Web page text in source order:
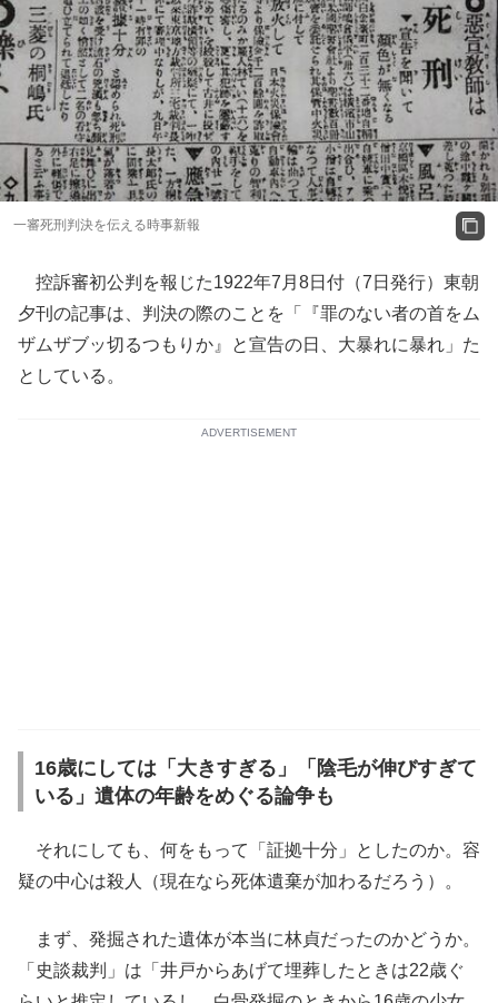
一審死刑判決を伝える時事新報
控訴審初公判を報じた1922年7月8日付（7日発行）東朝
夕刊の記事は、判決の際のことを「『罪のない者の首をム
ザムザブッ切るつもりか』と宣告の日、大暴れに暴れ」た
としている。
ADVERTISEMENT
16歳にしては「大きすぎる」「陰毛が伸びすぎて
いる」遺体の年齢をめぐる論争も
それにしても、何をもって「証拠十分」としたのか。容
疑の中心は殺人（現在なら死体遺棄が加わるだろう）。
まず、発掘された遺体が本当に林貞だったのかどうか。
「史談裁判」は「井戸からあげて埋葬したときは22歳ぐ